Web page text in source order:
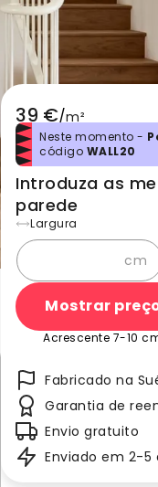
39 €/m²
Neste momento -
código WALL20
Introduza as
parede
Largura
cm
Mostrar
Acrescente 7-10
Fabricado na
Garantia de
Envio gratuito
Enviado em 2-5